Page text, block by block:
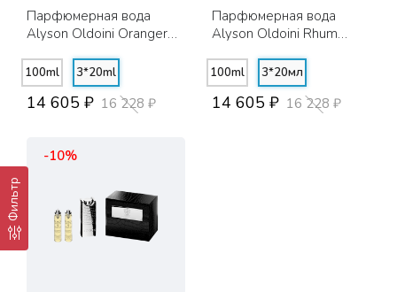
Фильтр
Парфюмерная вода
Alyson Oldoini Oranger
100ml 3*20ml
14 605 ₽ 16 228 ₽
Парфюмерная вода
Alyson Oldoini Rhum
100ml 3*20мл
14 605 ₽ 16 228 ₽
-10%